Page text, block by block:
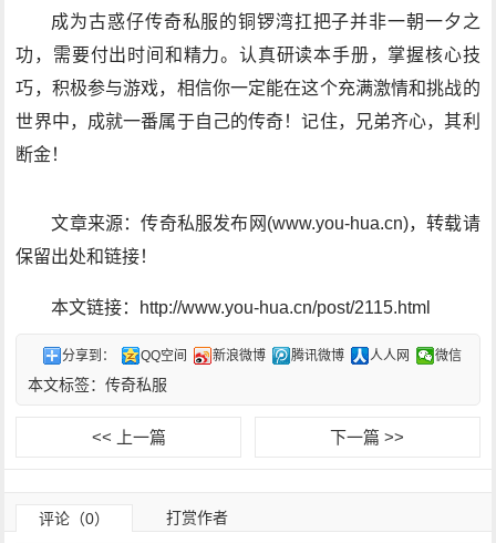
成为古惑仔传奇私服的铜锣湾扛把子并非一朝一夕之
功，需要付出时间和精力。认真研读本手册，掌握核心技
巧，积极参与游戏，相信你一定能在这个充满激情和挑战的
世界中，成就一番属于自己的传奇！记住，兄弟齐心，其利
断金！
文章来源：传奇私服发布网(www.you-hua.cn)，转载请
保留出处和链接！
本文链接：http://www.you-hua.cn/post/2115.html
分享到： QQ空间 新浪微博 腾讯微博 人人网 微信
本文标签：传奇私服
<< 上一篇 下一篇 >>
评论（0） 打赏作者